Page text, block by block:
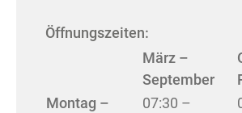
Öffnungszeiten:
März –
September
Montag –
07:30 –